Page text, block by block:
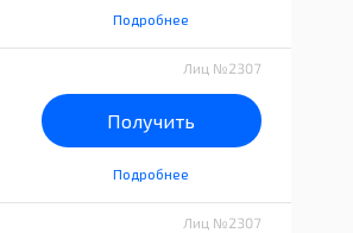
Подробнее
Лиц №2307
Получить
Подробнее
Лиц №2307